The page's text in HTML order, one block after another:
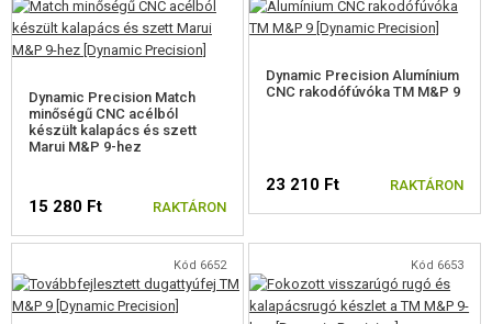
Dynamic Precision Match
minőségű CNC acélból
készült kalapács és szett
Marui M&P 9-hez
15 280 Ft RAKTÁRON
Dynamic Precision Alumínium
CNC rakodófúvóka TM M&P 9
23 210 Ft RAKTÁRON
Kód 6652 Kód 6653